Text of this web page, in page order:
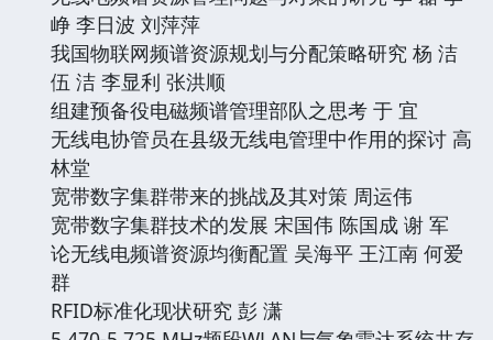
峥 李日波 刘萍萍
我国物联网频谱资源规划与分配策略研究 杨 洁
伍 洁 李显利 张洪顺
组建预备役电磁频谱管理部队之思考 于 宜
无线电协管员在县级无线电管理中作用的探讨 高
林堂
宽带数字集群带来的挑战及其对策 周运伟
宽带数字集群技术的发展 宋国伟 陈国成 谢 军
论无线电频谱资源均衡配置 吴海平 王江南 何爱
群
RFID标准化现状研究 彭 潇